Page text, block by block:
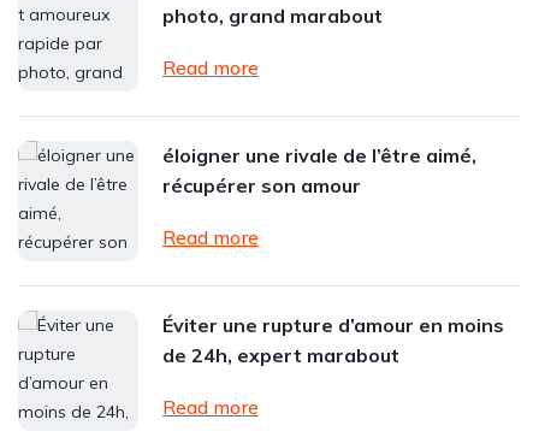
photo, grand marabout
Read more
éloigner une rivale de l’être aimé,
récupérer son amour
Read more
Éviter une rupture d’amour en moins
de 24h, expert marabout
Read more